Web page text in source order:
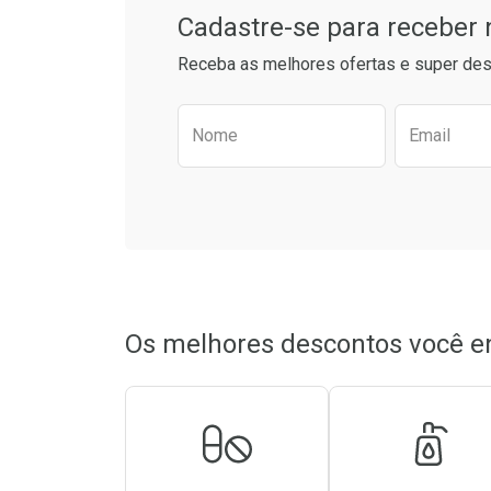
Cadastre-se para receber
Receba as melhores ofertas e super
Preencha o formulário
Nome Email
Os melhores descontos você